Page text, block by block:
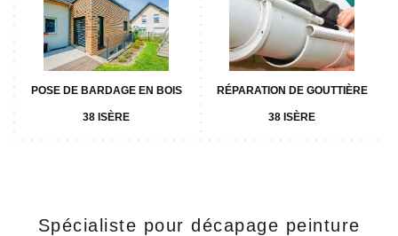
POSE DE BARDAGE EN BOIS
38 ISÈRE
RÉPARATION DE GOUTTIÈRE
38 ISÈRE
Spécialiste pour décapage peinture